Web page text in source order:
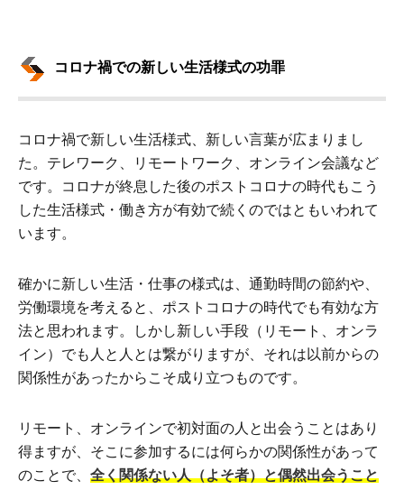
コロナ禍での新しい生活様式の功罪
コロナ禍で新しい生活様式、新しい言葉が広まりまし
た。テレワーク、リモートワーク、オンライン会議など
です。コロナが終息した後のポストコロナの時代もこう
した生活様式・働き方が有効で続くのではともいわれて
います。
確かに新しい生活・仕事の様式は、通勤時間の節約や、
労働環境を考えると、ポストコロナの時代でも有効な方
法と思われます。しかし新しい手段（リモート、オンラ
イン）でも人と人とは繋がりますが、それは以前からの
関係性があったからこそ成り立つものです。
リモート、オンラインで初対面の人と出会うことはあり
得ますが、そこに参加するには何らかの関係性があって
のことで、 全く関係ない人（よそ者）と偶然出会うこと